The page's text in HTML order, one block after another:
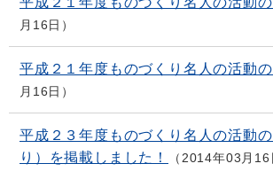
月16日
平成２１年度ものづくり名人の活動
月16日
平成２３年度ものづくり名人の活動の
り）を掲載しました！
2014年03月16